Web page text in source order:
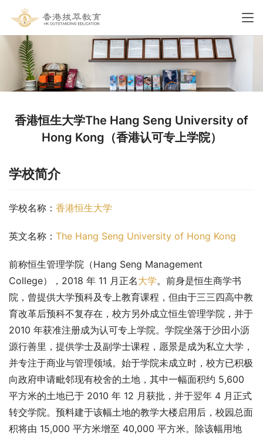
香港恒生大学The Hang Seng University of
Hong Kong（香港认可专上学院）
学校简介
学校名称： 香港恒生大学
英文名称： The Hang Seng University of Hong Kong
前称恒生管理学院（Hang Seng Management
College），2018 年 11 月正名大学。前身是恒生商学书
院，曾提供大学预科及专上教育课程，但由于三三四高中教
育改革后预科不复存在，校方另外成立恒生管理学院，并于
2010 年获准注册成为认可专上学院。学院坐落于沙田小沥
源行善里，提供学士及副学士课程，愿景是成为私立大学，
并专注于商业与管理领域。始于学院未成立时，校方已积极
向政府申请毗邻现有校舍的土地，其中一幅面积约 5,600
平方米的土地已于 2010 年 12 月获批，并于翌年 4 月正式
转交学院。预料建于该幅土地的教学大楼启用后，校园总面
积将由 15,000 平方米增至 40,000 平方米。除该幅用地